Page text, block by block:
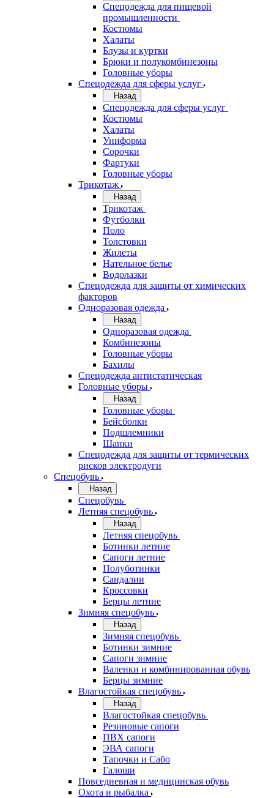
Спецодежда для пищевой
промышленности
Костюмы
Халаты
Блузы и куртки
Брюки и полукомбинезоны
Головные уборы
Спецодежда для сферы услуг
Назад
Спецодежда для сферы услуг
Костюмы
Халаты
Униформа
Сорочки
Фартуки
Головные уборы
Трикотаж
Назад
Трикотаж
Футболки
Поло
Толстовки
Жилеты
Нательное белье
Водолазки
Спецодежда для защиты от химических
факторов
Одноразовая одежда
Назад
Одноразовая одежда
Комбинезоны
Головные уборы
Бахилы
Спецодежда антистатическая
Головные уборы
Назад
Головные уборы
Бейсболки
Подшлемники
Шапки
Спецодежда для защиты от термических
рисков электродуги
Спецобувь
Назад
Спецобувь
Летняя спецобувь
Назад
Летняя спецобувь
Ботинки летние
Сапоги летние
Полуботинки
Сандалии
Кроссовки
Берцы летние
Зимняя спецобувь
Назад
Зимняя спецобувь
Ботинки зимние
Сапоги зимние
Валенки и комбинированная обувь
Берцы зимние
Влагостойкая спецобувь
Назад
Влагостойкая спецобувь
Резиновые сапоги
ПВХ сапоги
ЭВА сапоги
Тапочки и Сабо
Галоши
Повседневная и медицинская обувь
Охота и рыбалка